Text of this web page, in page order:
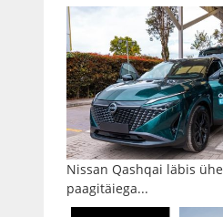
Nissan Qashqai läbis ühe
paagitäiega...